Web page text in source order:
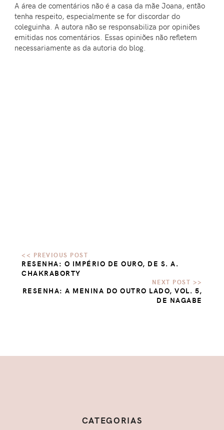
A área de comentários não é a casa da mãe Joana, então
tenha respeito, especialmente se for discordar do
coleguinha. A autora não se responsabiliza por opiniões
emitidas nos comentários. Essas opiniões não refletem
necessariamente as da autoria do blog.
RESENHA: O IMPÉRIO DE OURO, DE S. A.
CHAKRABORTY
RESENHA: A MENINA DO OUTRO LADO, VOL. 5,
DE NAGABE
CATEGORIAS